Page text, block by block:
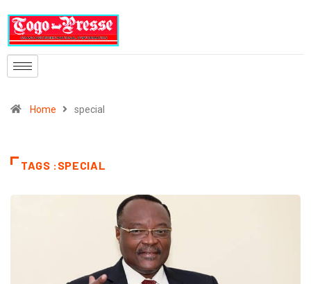
Home special
TAGS :SPECIAL